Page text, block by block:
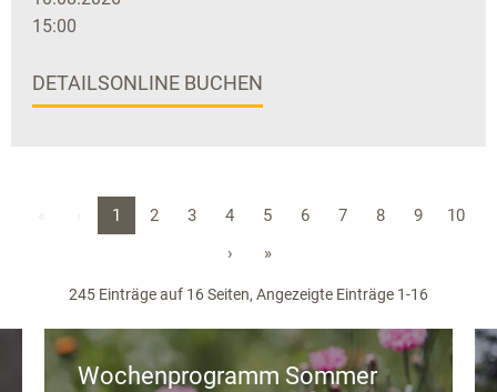
15:00
DETAILSONLINE BUCHEN
1 2 3 4 5 6 7 8 9
10
›
»
245 Einträge auf 16 Seiten, Angezeigte Einträge 1-16
Wochenprogramm Sommer